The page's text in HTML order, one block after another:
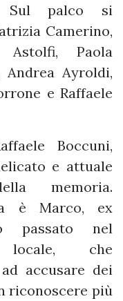
Sul palco si
Camerino,
Paola
Ayroldi,
e Raffaele
Boccuni,
e attuale
memoria.
è Marco, ex
passato nel
locale, che
accusare dei
riconoscere più